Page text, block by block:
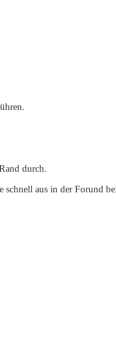
durch.
schnell aus in der Forund